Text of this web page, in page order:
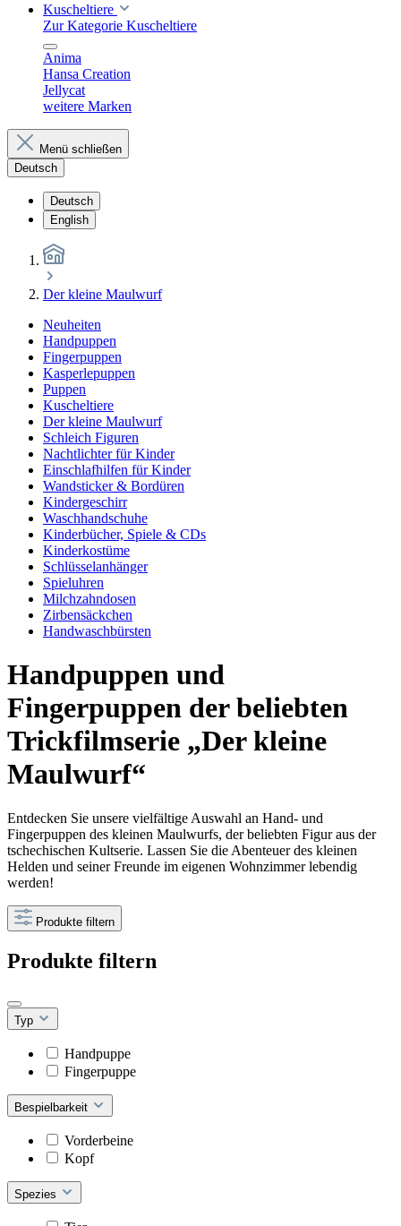
Kuscheltiere
Zur Kategorie Kuscheltiere
Anima
Hansa Creation
Jellycat
weitere Marken
Menü schließen
Deutsch
Deutsch
English
Der kleine Maulwurf
Neuheiten
Handpuppen
Fingerpuppen
Kasperlepuppen
Puppen
Kuscheltiere
Der kleine Maulwurf
Schleich Figuren
Nachtlichter für Kinder
Einschlafhilfen für Kinder
Wandsticker & Bordüren
Kindergeschirr
Waschhandschuhe
Kinderbücher, Spiele & CDs
Kinderkostüme
Schlüsselanhänger
Spieluhren
Milchzahndosen
Zirbensäckchen
Handwaschbürsten
Handpuppen und
Fingerpuppen der beliebten
Trickfilmserie „Der kleine
Maulwurf“
Entdecken Sie unsere vielfältige Auswahl an Hand- und
Fingerpuppen des kleinen Maulwurfs, der beliebten Figur aus der
tschechischen Kultserie. Lassen Sie die Abenteuer des kleinen
Helden und seiner Freunde im eigenen Wohnzimmer lebendig
werden!
Produkte filtern
Produkte filtern
Typ
Handpuppe
Fingerpuppe
Bespielbarkeit
Vorderbeine
Kopf
Spezies